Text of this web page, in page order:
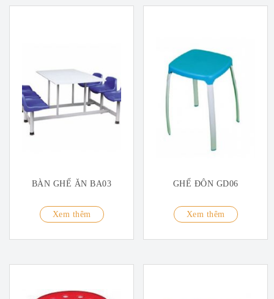
BÀN GHẾ ĂN BA03
Xem thêm
GHẾ ĐÔN GD06
Xem thêm